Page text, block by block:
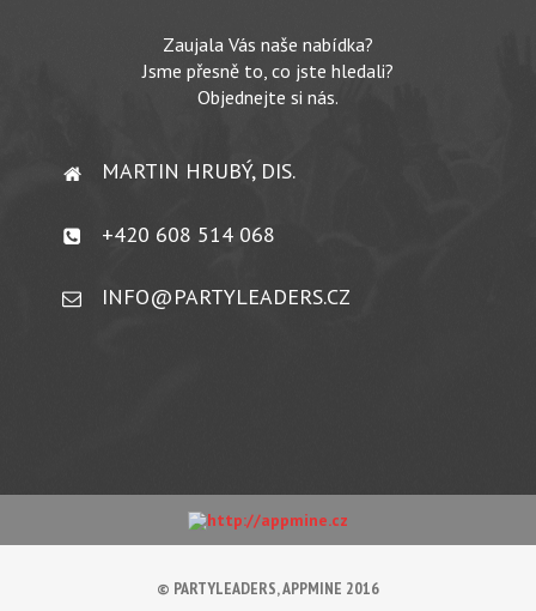
Zaujala Vás naše nabídka?
Jsme přesně to, co jste hledali?
Objednejte si nás.
MARTIN HRUBÝ, DIS.
+420 608 514 068
INFO@PARTYLEADERS.CZ
© PARTYLEADERS, APPMINE 2016